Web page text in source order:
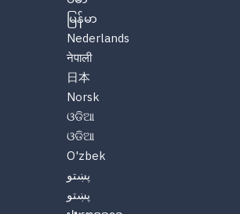
မြန်မာ
Nederlands
नेपाली
日本
Norsk
ଓଡିଆ
ଓଡିଆ
O'zbek
پښتو
پښتو